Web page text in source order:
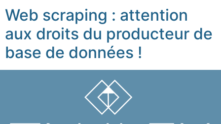
Web scraping : attention
aux droits du producteur de
base de données !